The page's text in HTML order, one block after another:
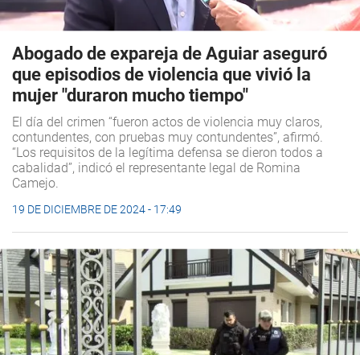
Abogado de expareja de Aguiar aseguró
que episodios de violencia que vivió la
mujer "duraron mucho tiempo"
El día del crimen “fueron actos de violencia muy claros,
contundentes, con pruebas muy contundentes”, afirmó.
“Los requisitos de la legítima defensa se dieron todos a
cabalidad”, indicó el representante legal de Romina
Camejo.
19 DE DICIEMBRE DE 2024 - 17:49